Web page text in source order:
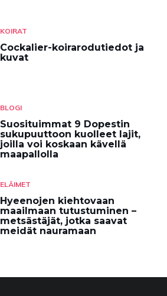
KOIRAT
Cockalier-koirarodutiedot ja
kuvat
BLOGI
Suosituimmat 9 Dopestin
sukupuuttoon kuolleet lajit,
joilla voi koskaan kävellä
maapallolla
ELÄIMET
Hyeenojen kiehtovaan
maailmaan tutustuminen –
metsästäjät, jotka saavat
meidät nauramaan